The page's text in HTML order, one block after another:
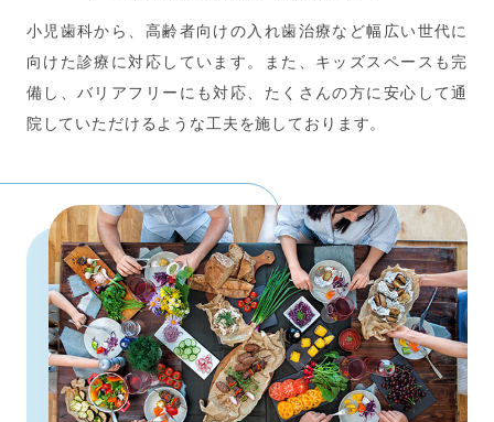
小児歯科から、高齢者向けの入れ歯治療など幅広い世代に
向けた診療に対応しています。また、キッズスペースも完
備し、バリアフリーにも対応、たくさんの方に安心して通
院していただけるような工夫を施しております。